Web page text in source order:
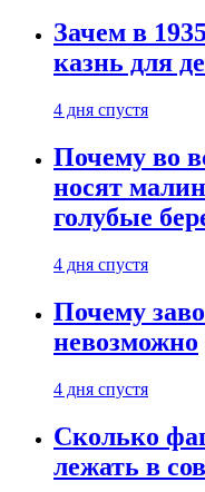
Зачем в
казнь для
4 дня спустя
Почему во
носят
голубые
4 дня спустя
Почему
невозможно
4 дня спустя
Сколько
лежать в